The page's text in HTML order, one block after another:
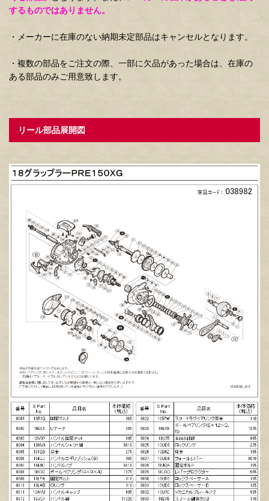
するものではありません。
・メーカーに在庫のない納期未定部品はキャンセルとなります。
・複数の部品をご注文の際、一部に欠品があった場合は、在庫の
ある部品のみご用意致します。
リール部品展開図